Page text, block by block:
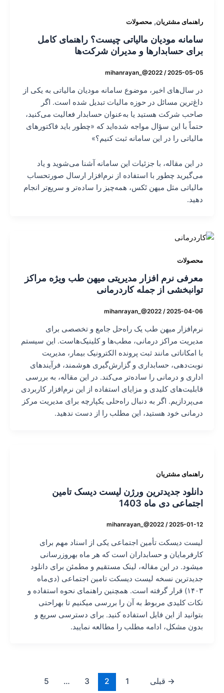
راهنمای مشتریان, محصولات
سامانه مودیان مالیاتی چیست؟ راهنمای کامل
برای حسابدارها و مدیران شرکت‌ها
mihanrayan_@2022 /2025-05-05
در سال‌های اخیر، موضوع سامانه مودیان مالیاتی به یکی از
داغ‌ترین مسائل در حوزه مالیات تبدیل شده است. اگر
صاحب شرکت هستید یا به‌عنوان حسابدار فعالیت می‌کنید،
حتماً با این سؤال مواجه شده‌اید که «چطور باید فاکتورهای
مالیاتی را در این سامانه ثبت کنیم؟»
در این مقاله، با جزئیات این سامانه آشنا می‌شوید و یاد
می‌گیرید چطور با استفاده از نرم‌افزار ارسال صورتحساب
مالیاتی مثل میهن تَکس، همه‌چیز را ساده‌تر و سریع‌تر انجام
دهید.
محصولات
معرفی نرم افزار مدیریتی میهن طب ویژه مراکز
توانبخشی از جمله کاردرمانی
mihanrayan_@2022/2025-04-06
نرم‌افزار میهن طب یک راه‌حل جامع و تخصصی برای
مدیریت مراکز درمانی، مطب‌ها و کلینیک‌هاست. این سیستم
با امکاناتی مانند ثبت پرونده الکترونیک بیمار، مدیریت
نوبت‌دهی، حسابداری و گزارش‌گیری هوشمند، فرآیندهای
اداری و درمانی را ساده‌تر می‌کند. در این مقاله، به بررسی
قابلیت‌های کلیدی و مزایای استفاده از این نرم‌افزار کاربردی
می‌پردازیم. اگر به دنبال راه‌حلی یکپارچه برای مدیریت مرکز
درمانی خود هستید، این مطلب را از دست ندهید.
راهنمای مشتریان
دانلود جدیدترین ورژن لیست دیسک تامین
اجتماعی دی ماه 1403
mihanrayan_@2022/2025-01-12
لیست دیسکت تأمین اجتماعی یکی از اسناد مهم برای
کارفرمایان و حسابداران است که هر ماه بهروزرسانی
میشود. در این مقاله، لینک مستقیم و مطمئن برای دانلود
جدیدترین نسخه لیست دیسکت تامین اجتماعی (دی‌ماه
۱۴۰۳) قرار گرفته است. همچنین راهنمای نحوه استفاده و
نکات کلیدی مربوط به آن را بررسی میکنیم تا بهراحتی
بتوانید از این فایل استفاده کنید. برای دسترسی سریع و
بدون مشکل، ادامه مطلب را مطالعه نمایید.
→ قبلی 1
2
3
…
5